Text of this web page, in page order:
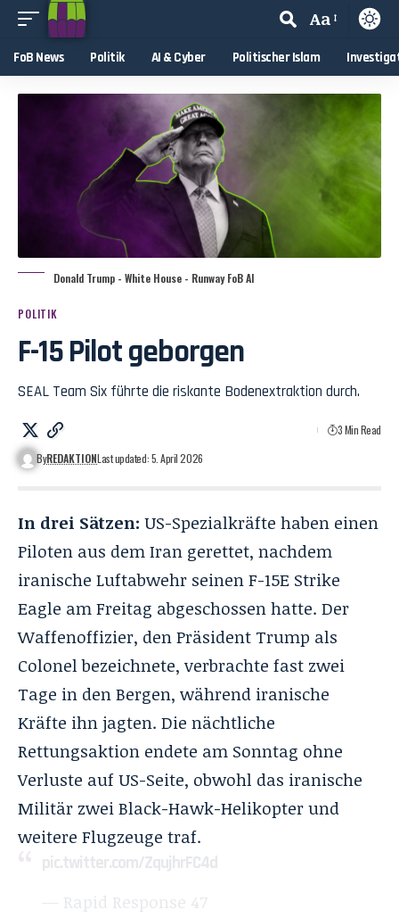
Aa
FoB News Politik AI & Cyber Politischer Islam
Donald Trump - White House - Runway FoB AI
POLITIK
F-15 Pilot geborgen
SEAL Team Six führte die riskante Bodenextraktion durch.
ByREDAKTIONLast updated: 5. April 2026
3 Min Read
In drei Sätzen: US-Spezialkräfte haben einen
Piloten aus dem Iran gerettet, nachdem
iranische Luftabwehr seinen F-15E Strike
Eagle am Freitag abgeschossen hatte. Der
Waffenoffizier, den Präsident Trump als
Colonel bezeichnete, verbrachte fast zwei
Tage in den Bergen, während iranische
Kräfte ihn jagten. Die nächtliche
Rettungsaktion endete am Sonntag ohne
Verluste auf US-Seite, obwohl das iranische
Militär zwei Black-Hawk-Helikopter und
weitere Flugzeuge traf.
pic.twitter.com/ZqujhrFC4d
— Rapid Response 47